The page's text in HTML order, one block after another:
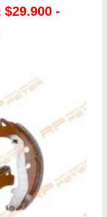
$29.900 -
precios: